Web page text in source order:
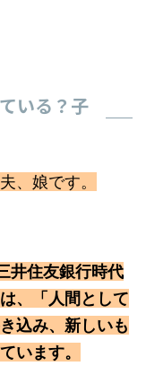
いる？子
、娘です。
井住友銀行時代
、「人間として
込み、新しいも
います。